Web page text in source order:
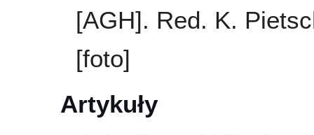
[AGH]. Red. K.
[foto]
Artykuły